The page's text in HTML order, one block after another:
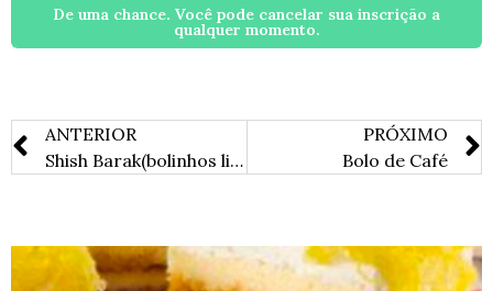
De uma chance. Você pode cancelar sua inscrição a
qualquer momento.
ANTERIOR
Shish Barak(bolinhos libaneses em molho de iogurte)
PRÓXIMO
Bolo de Café